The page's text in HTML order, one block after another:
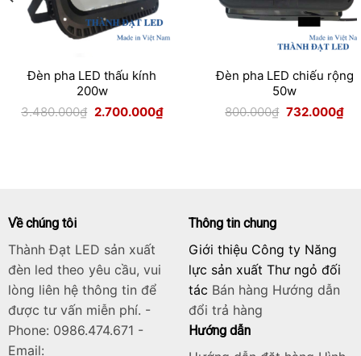
Đèn pha LED thấu kính
200w
3.480.000₫
Giá
gốc
2.700.000₫Giá
hiện
Đèn pha LED chiếu rộng
50w
800.000₫ Giá
gốc
732.000₫Giá
Về chúng tôi
Thành Đạt LED sản xuất
đèn led theo yêu cầu, vui
lòng liên hệ thông tin để
được tư vấn miễn phí. -
Phone: 0986.474.671 -
Email:
Thông tin chung
Giới thiệu Công ty Năng
lực sản xuất Thư ngỏ đối
tác Bán hàng Hướng dẫn
đổi trả hàng
Hướng dẫn